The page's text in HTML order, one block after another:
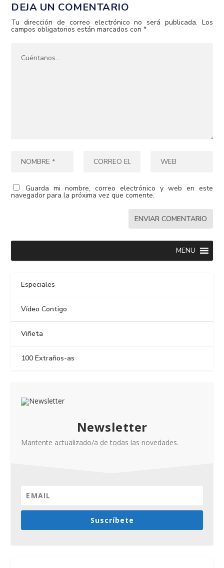
DEJA UN COMENTARIO
Tu dirección de correo electrónico no será publicada. Los
campos obligatorios están marcados con*
Guarda mi nombre, correo electrónico y web en este
navegador para la próxima vez que comente.
MENU
Especiales
Vídeo Contigo
Viñeta
100 Extraños-as
Newsletter
Mantente actualizado/a de todas las novedades.
Suscríbete